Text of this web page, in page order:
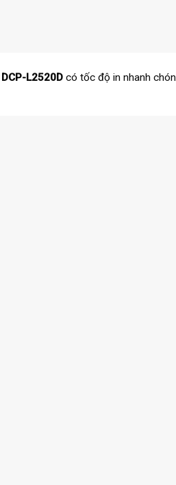
L2520D có tốc độ in nhanh